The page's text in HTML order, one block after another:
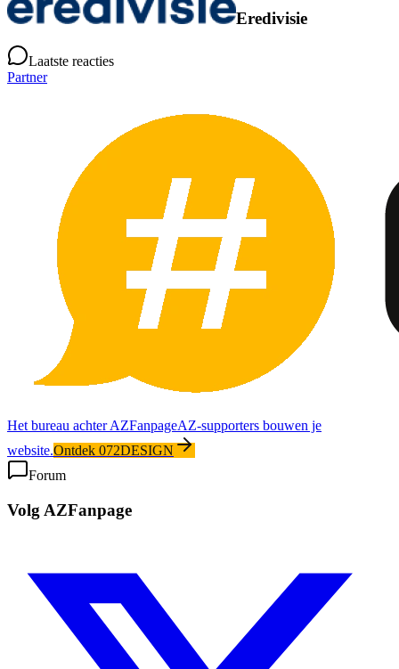
Eredivisie
Laatste reacties
Partner
Het bureau achter AZFanpageAZ-supporters bouwen je
website.Ontdek 072DESIGN
Forum
Volg AZFanpage